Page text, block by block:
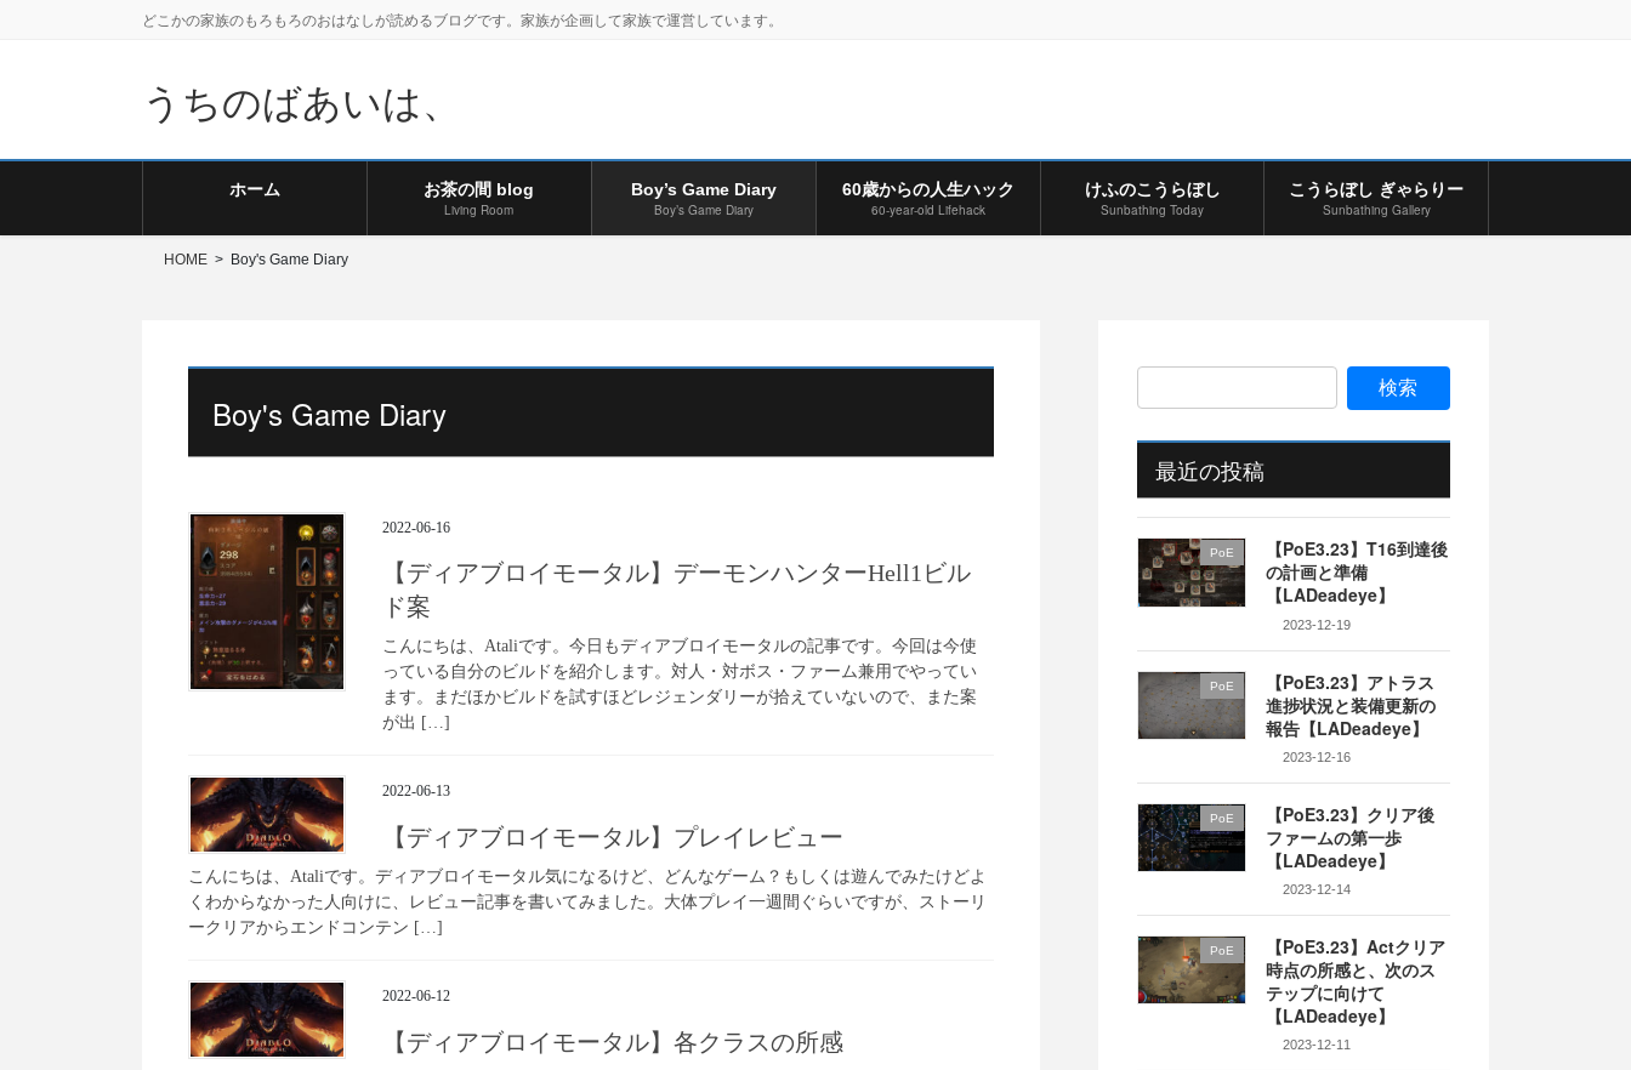
どこかの家族のもろもろのおはなしが読めるブログです。家族が企画して家族で運営しています。
うちのばあいは、
ホーム お茶の間 blog
Living Room
Boy’s Game Diary
Boy’s Game Diary
60歳からの人生ハック
60-year-old Lifehack
けふのこうらぼし
Sunbathing Today
こうらぼし ぎゃらりー
Sunbathing Gallery
HOME Boy's Game Diary
Boy's Game Diary
2022-06-16
【ディアブロイモータル】デーモンハンターHell1ビル
ド案
こんにちは、Ataliです。今日もディアブロイモータルの記事です。今回は今使
っている自分のビルドを紹介します。対人・対ボス・ファーム兼用でやってい
ます。まだほかビルドを試すほどレジェンダリーが拾えていないので、また案
が出 […]
2022-06-13
【ディアブロイモータル】プレイレビュー
こんにちは、Ataliです。ディアブロイモータル気になるけど、どんなゲーム？もしくは遊んでみたけどよ
くわからなかった人向けに、レビュー記事を書いてみました。大体プレイ一週間ぐらいですが、ストーリ
ークリアからエンドコンテン […]
2022-06-12
【ディアブロイモータル】各クラスの所感
最近の投稿
PoE
【PoE3.23】T16到達後
の計画と準備
【LADeadeye】
2023-12-19
PoE
【PoE3.23】アトラス
進捗状況と装備更新の
報告【LADeadeye】
2023-12-16
PoE
【PoE3.23】クリア後
ファームの第一歩
【LADeadeye】
2023-12-14
PoE
【PoE3.23】Actクリア
時点の所感と、次のス
テップに向けて
【LADeadeye】
2023-12-11